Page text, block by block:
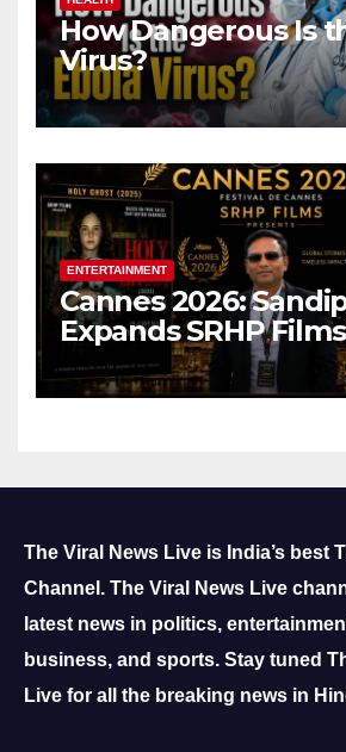
How Dangerous Is
Virus?
ENTERTAINMENT
Cannes 2026:
Expands SRHP
Reach
The Viral News Live is India’s best
Channel. The Viral News Live
latest news in politics,
business, and sports. Stay tuned
Live for all the breaking news in